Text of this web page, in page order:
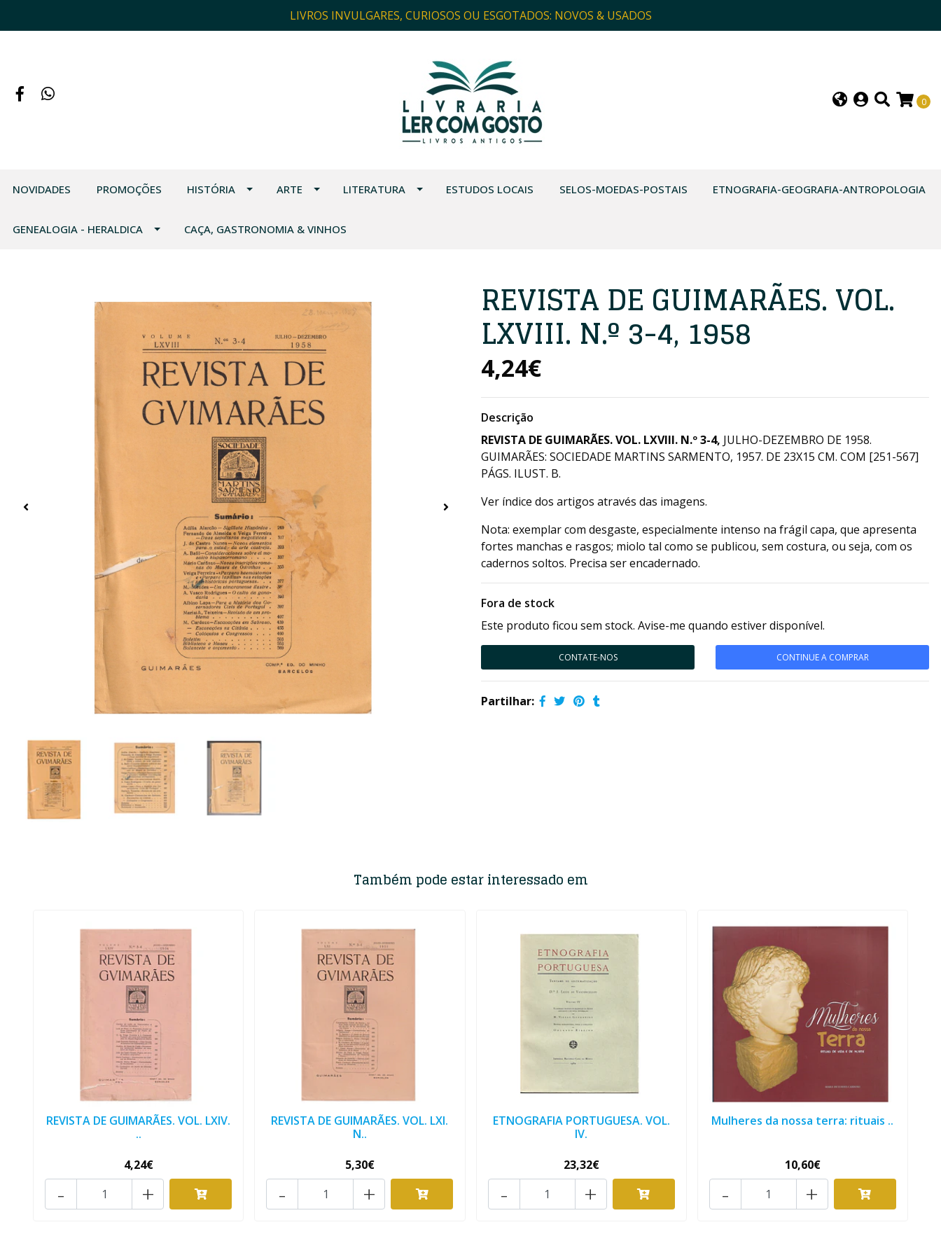
LIVROS INVULGARES, CURIOSOS OU ESGOTADOS: NOVOS & USADOS
0
NOVIDADES PROMOÇÕES HISTÓRIA ARTE LITERATURA ESTUDOS LOCAIS SELOS-MOEDAS-POSTAIS ETNOGRAFIA-GEOGRAFIA-ANTROPOLOGIA
GENEALOGIA - HERALDICA CAÇA, GASTRONOMIA & VINHOS
REVISTA DE GUIMARÃES. VOL.
LXVIII. N.º 3-4, 1958
4,24€
Descrição
REVISTA DE GUIMARÃES. VOL. LXVIII. N.º 3-4, JULHO-DEZEMBRO DE 1958.
GUIMARÃES: SOCIEDADE MARTINS SARMENTO, 1957. DE 23X15 CM. COM [251-567]
PÁGS. ILUST. B.
Ver índice dos artigos através das imagens.
Nota: exemplar com desgaste, especialmente intenso na frágil capa, que apresenta
fortes manchas e rasgos; miolo tal como se publicou, sem costura, ou seja, com os
cadernos soltos. Precisa ser encadernado.
Fora de stock
Este produto ficou sem stock. Avise-me quando estiver disponível.
CONTATE-NOS CONTINUE A COMPRAR
Partilhar:
Também pode estar interessado em
REVISTA DE GUIMARÃES. VOL. LXIV.
..
4,24€
+
-
REVISTA DE GUIMARÃES. VOL. LXI.
N..
5,30€
+
-
ETNOGRAFIA PORTUGUESA. VOL.
IV.
23,32€
+
-
Mulheres da nossa terra: rituais ..
10,60€
+
-